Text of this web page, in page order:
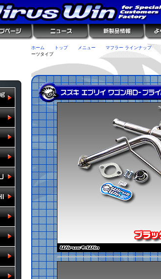
ホーム トップ メニュー マフラー ラインナップ
ーツタイプ